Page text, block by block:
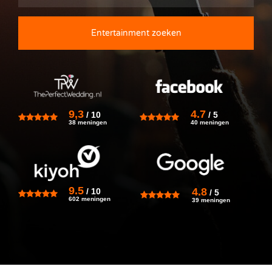
Entertainment zoeken
9,3 / 10
38 meningen
4.7/ 5
40 meningen
9.5 /10
602 meningen
4.8/ 5
39 meningen